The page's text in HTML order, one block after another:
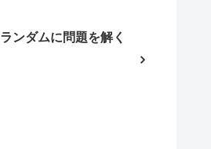
ランダムに問題を解く